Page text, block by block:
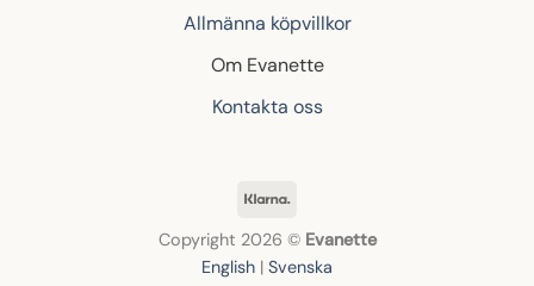
Allmänna köpvillkor
Om Evanette
Kontakta oss
Klarna
Copyright 2026 © Evanette
English | Svenska